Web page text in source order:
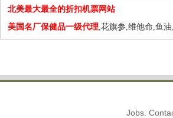
北美最大最全的折扣机票网站
美国名厂保健品一级代理,花旗参,维他命,鱼
Jobs.